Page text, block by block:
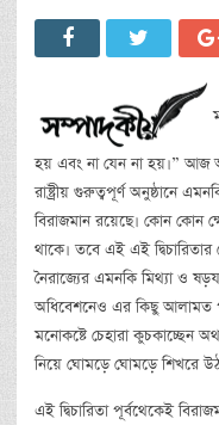
হয় এবং না যেন না হয়।” আজ
রাষ্ট্রীয় গুরুত্বপূর্ণ অনুষ্ঠানে
বিরাজমান রয়েছে। কোন কোন
থাকে। তবে এই এই
নৈরাজ্যের এমনকি মিথ্যা ও
অধিবেশনেও এর কিছু আলামত
মনোকষ্টে চেহারা কুচকাচ্ছেন
নিয়ে ঘোমড়ে ঘোমড়ে শিখরে
এই দ্বিচারিতা পূর্বথেকেই